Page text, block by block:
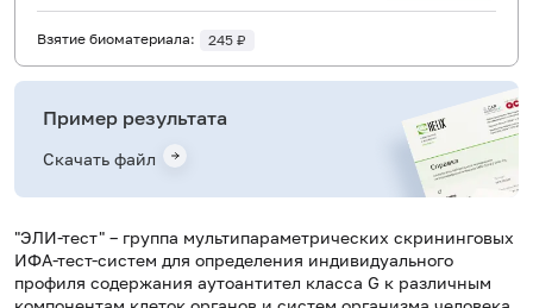
"ЭЛИ-тест" – группа мультипараметрических скрининговых
ИФА-тест-систем для определения индивидуального
профиля содержания аутоантител класса G к различным
Взятие биоматериала: 245 ₽
Пример результата
Скачать файл